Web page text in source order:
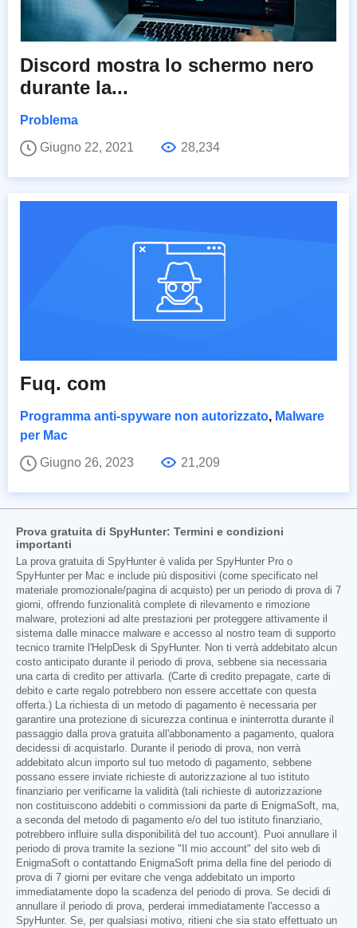
Discord mostra lo schermo nero
durante la...
Problema
Giugno 22, 2021
28,234
Fuq. com
Programma anti-spyware non autorizzato, Malware
per Mac
Giugno 26, 2023
21,209
Prova gratuita di SpyHunter: Termini e condizioni
importanti
La prova gratuita di SpyHunter è valida per SpyHunter Pro o
SpyHunter per Mac e include più dispositivi (come specificato nel
materiale promozionale/pagina di acquisto) per un periodo di prova di 7
giorni, offrendo funzionalità complete di rilevamento e rimozione
malware, protezioni ad alte prestazioni per proteggere attivamente il
sistema dalle minacce malware e accesso al nostro team di supporto
tecnico tramite l'HelpDesk di SpyHunter. Non ti verrà addebitato alcun
costo anticipato durante il periodo di prova, sebbene sia necessaria
una carta di credito per attivarla. (Carte di credito prepagate, carte di
debito e carte regalo potrebbero non essere accettate con questa
offerta.) La richiesta di un metodo di pagamento è necessaria per
garantire una protezione di sicurezza continua e ininterrotta durante il
passaggio dalla prova gratuita all'abbonamento a pagamento, qualora
decidessi di acquistarlo. Durante il periodo di prova, non verrà
addebitato alcun importo sul tuo metodo di pagamento, sebbene
possano essere inviate richieste di autorizzazione al tuo istituto
finanziario per verificarne la validità (tali richieste di autorizzazione
non costituiscono addebiti o commissioni da parte di EnigmaSoft, ma,
a seconda del metodo di pagamento e/o del tuo istituto finanziario,
potrebbero influire sulla disponibilità del tuo account). Puoi annullare il
periodo di prova tramite la sezione "Il mio account" del sito web di
EnigmaSoft o contattando EnigmaSoft prima della fine del periodo di
prova di 7 giorni per evitare che venga addebitato un importo
immediatamente dopo la scadenza del periodo di prova. Se decidi di
annullare il periodo di prova, perderai immediatamente l'accesso a
SpyHunter. Se, per qualsiasi motivo, ritieni che sia stato effettuato un